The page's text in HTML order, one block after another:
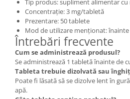
Tip produs: supliment alimentar
Concentrație: 3 mg/tabletă
Prezentare: 50 tablete
Mod de utilizare menționat: înainte
Întrebări frecvente
Cum se administrează produsul?
Se administrează 1 tabletă înainte de
Tableta trebuie dizolvată sau
Poate fi lăsată să se dizolve lent în
apă.